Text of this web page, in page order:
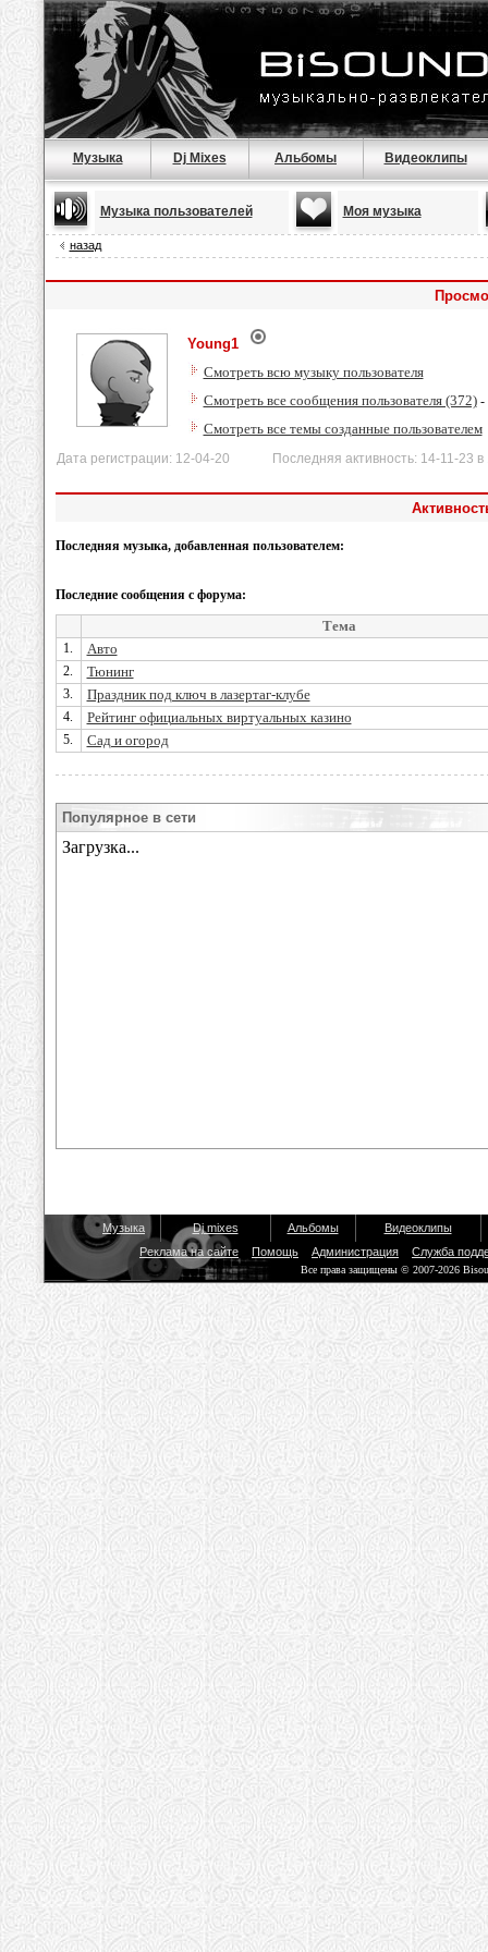
Музыка Dj Mixes Альбомы Видеоклипы
Музыка пользователей Моя музыка
назад
Young1
Смотреть всю музыку пользователя
Смотреть все сообщения пользователя (372)-
Смотреть все темы созданные пользователем
Дата регистрации: 12-04-20 Последняя активность: 14-11-23 в
Последняя музыка, добавленная пользователем:
Последние сообщения с форума:
Тема
1. Авто
2. Тюнинг
3. Праздник под ключ в лазертаг-клубе
4. Рейтинг официальных виртуальных казино
5. Сад и огород
Популярное в сети
Музыка Dj mixes Альбомы
Видеоклипы
Реклама на сайте
Помощь Администрация Служба
Все права защищены © 2007-2026